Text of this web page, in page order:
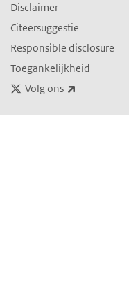
Disclaimer
Citeersuggestie
Responsible disclosure
Toegankelijkheid
Volg ons